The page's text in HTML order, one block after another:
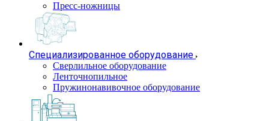
Пресс-ножницы
Специализированное оборудование
Сверлильное оборудование
Ленточнопильное
Пружинонавивочное оборудование